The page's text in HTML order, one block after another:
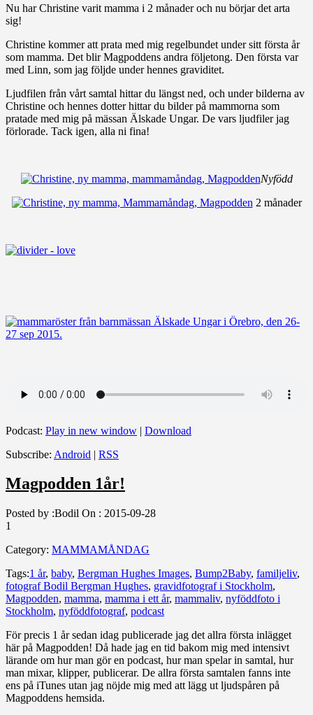
Nu har Christine varit mamma i 2 månader och nu börjar det arta
sig!
Christine kommer att prata med mig regelbundet under sitt första år
som mamma. Det blir Magpoddens andra följetong. Den första var
med Linn, som jag följde under hennes graviditet.
Ljudfilen från vårt samtal hittar du längst ned, och under bilderna av
Christine och hennes dotter hittar du bilder på mammorna som
pratade med mig på mässan Älskade Ungar. De vars ljudfiler jag
förlorade. Tack igen, alla ni fina!
Nyfödd
2 månader
Podcast: Play in new window | Download
Subscribe: Android | RSS
Magpodden 1år!
Posted by :Bodil On : 2015-09-28
1
Category: MAMMAMÅNDAG
Tags:1 år, baby, Bergman Hughes Images, Bump2Baby, familjeliv,
fotograf Bodil Bergman Hughes, gravidfotograf i Stockholm,
Magpodden, mamma, mamma i ett år, mammaliv, nyföddfoto i
Stockholm, nyföddfotograf, podcast
För precis 1 år sedan idag publicerade jag det allra första inlägget
här på Magpodden! Då hade jag en tid bakom mig med intensivt
lärande om hur man gör en podcast, hur man spelar in samtal, hur
man mixar, klipper, publicerar. De allra första samtalen fanns inte
ens på iTunes utan jag nöjde mig med att lägg ut ljudspåren på
Magpoddens hemsida.